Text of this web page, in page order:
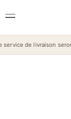
de livraison